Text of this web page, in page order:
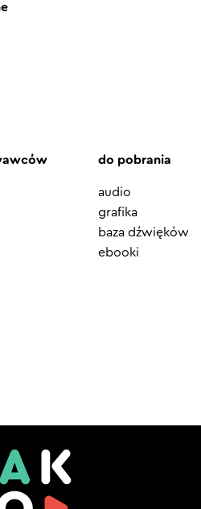
do pobrania
audio
grafika
baza dźwięków
ebooki